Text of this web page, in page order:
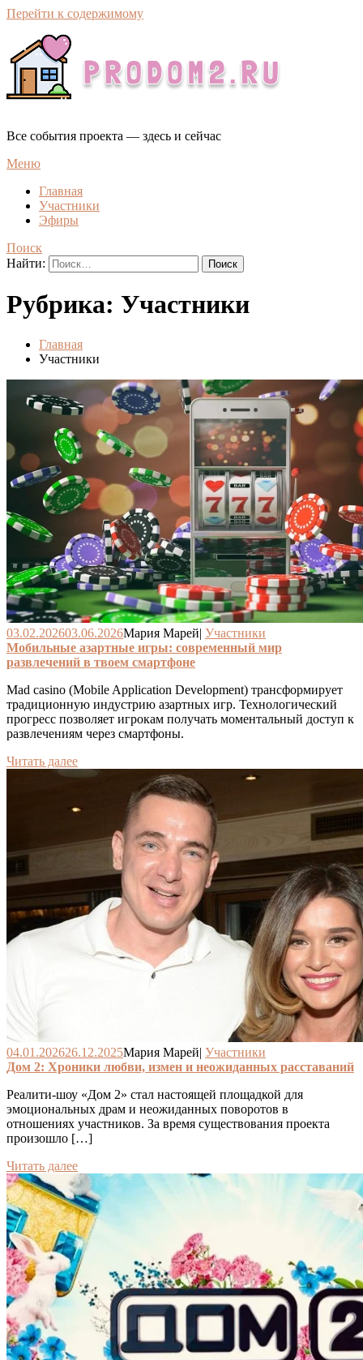
Перейти к содержимому
Все события проекта — здесь и сейчас
Меню
Главная
Участники
Эфиры
Поиск
Найти:
Рубрика: Участники
Главная
Участники
03.02.202603.06.2026Мария Марей| Участники
Мобильные азартные игры: современный мир
развлечений в твоем смартфоне
Mad casino (Mobile Application Development) трансформирует
традиционную индустрию азартных игр. Технологический
прогресс позволяет игрокам получать моментальный доступ к
развлечениям через смартфоны.
Читать далее
04.01.202626.12.2025Мария Марей| Участники
Дом 2: Хроники любви, измен и неожиданных расставаний
Реалити-шоу «Дом 2» стал настоящей площадкой для
эмоциональных драм и неожиданных поворотов в
отношениях участников. За время существования проекта
произошло […]
Читать далее